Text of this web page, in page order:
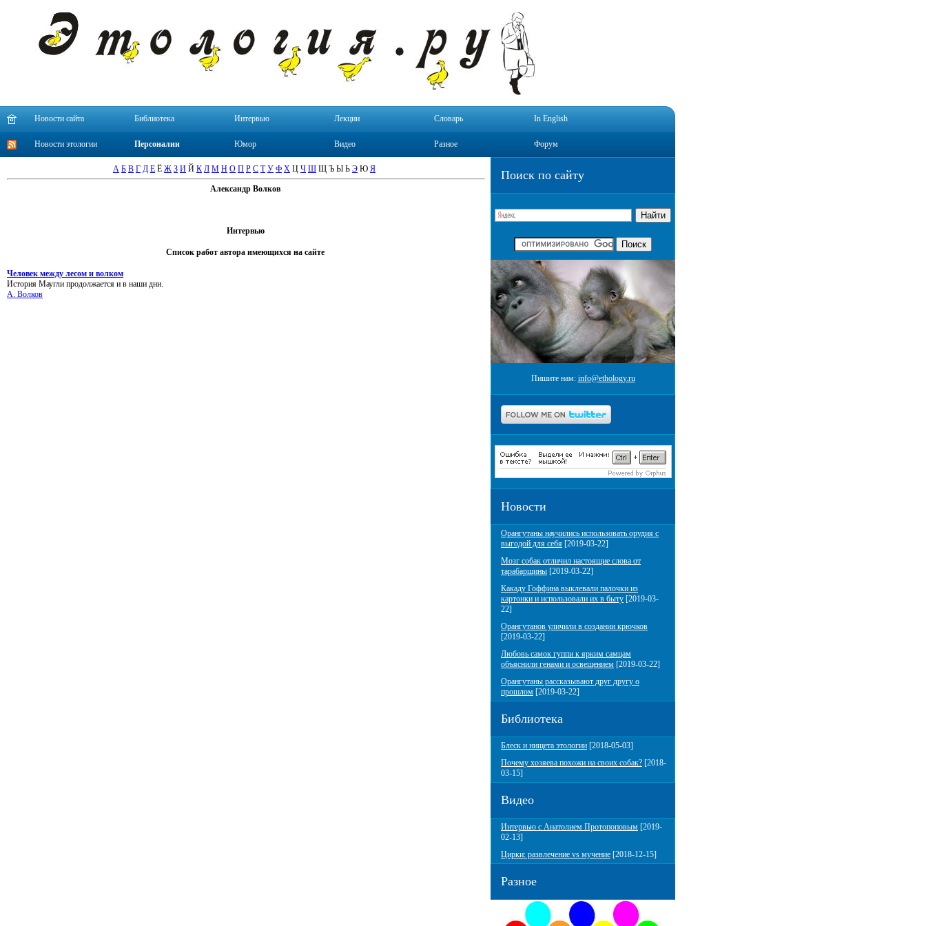
Новости сайта Библиотека Интервью Лекции Словарь In English
Новости этологии Персоналии Юмор Видео Разное Форум
Поиск по сайту
Пишите нам: info@ethology.ru
Новости
Орангутаны научились использовать орудия с
выгодой для себя [2019-03-22]
Мозг собак отличил настоящие слова от
тарабарщины [2019-03-22]
Какаду Гоффина выклевали палочки из
картонки и использовали их в быту [2019-03-
22]
Орангутанов уличили в создании крючков
[2019-03-22]
Любовь самок гуппи к ярким самцам
объяснили генами и освещением [2019-03-22]
Орангутаны рассказывают друг другу о
прошлом [2019-03-22]
Библиотека
Блеск и нищета этологии [2018-05-03]
Почему хозяева похожи на своих собак? [2018-
03-15]
Видео
Интервью с Анатолием Протопоповым [2019-
02-13]
Цирки: развлечение vs мучение [2018-12-15]
Разное
А Б В Г Д Е Ё Ж З И Й К Л М Н О П Р С Т У Ф Х Ц Ч Ш Щ Ъ Ы Ь Э Ю Я
Александр Волков
Интервью
Список работ автора имеющихся на сайте
Человек между лесом и волком
История Маугли продолжается и в наши дни.
А. Волков